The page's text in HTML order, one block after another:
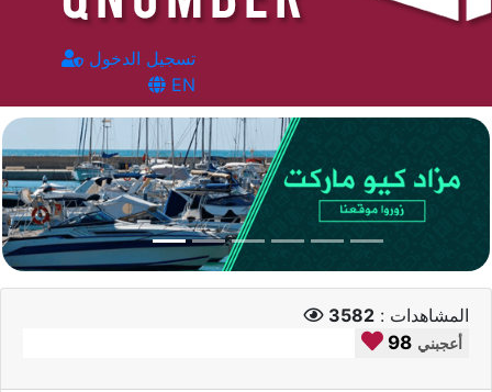
تسجيل الدخول
EN